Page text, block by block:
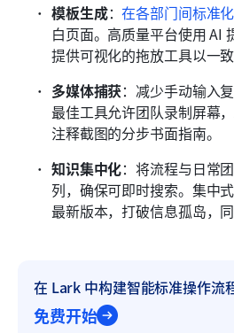
模板生成：在各部门间标准
白页面。高质量平台使用 AI
提供可视化的拖放工具以一
多媒体捕获：减少手动输入
最佳工具允许团队录制屏幕
注释截图的分步书面指南。
知识集中化：将流程与日常
列，确保可即时搜索。集中
最新版本，打破信息孤岛，
在 Lark 中构建智能标准操作流
免费开始